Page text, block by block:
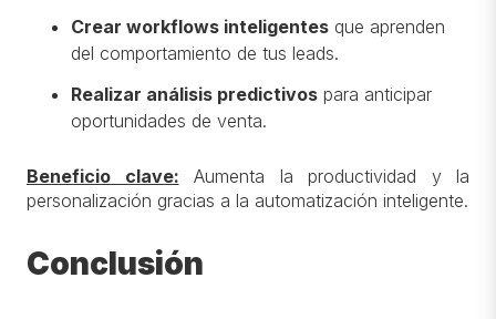
Crear workflows inteligentesque aprenden
del comportamiento de tus leads.
Realizar análisis predictivospara anticipar
oportunidades de venta.
Beneficio clave: Aumenta la productividad y la
personalización gracias a la automatización inteligente.
Conclusión